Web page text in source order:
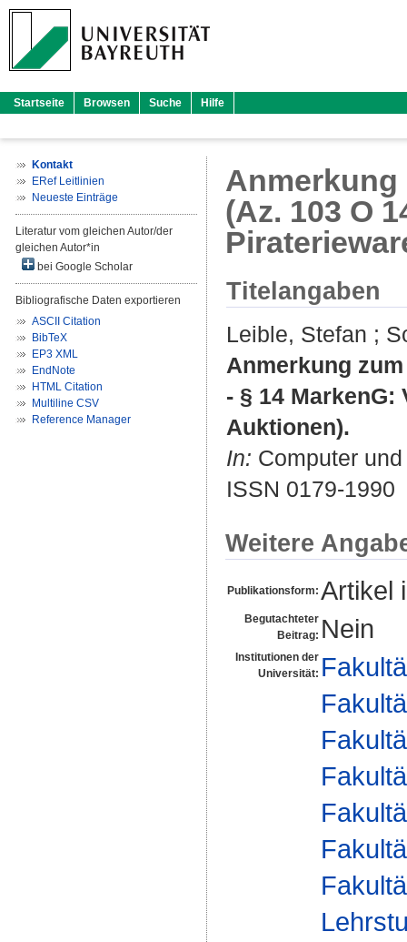
Startseite Browsen Suche Hilfe
Kontakt
ERef Leitlinien
Neueste Einträge
Literatur vom gleichen Autor/der
gleichen Autor*in
bei Google Scholar
Bibliografische Daten exportieren
ASCII Citation
BibTeX
EP3 XML
EndNote
HTML Citation
Multiline CSV
Reference Manager
Anmerkung
(Az. 103 O
Titelangaben
Leible, Stefan ;
Anmerkung
- § 14
Auktionen).
In: Computer
ISSN 0179-1990
Weitere
Publikationsform: Artikel
Begutachteter
Beitrag: Nein
Institutionen der
Universität: